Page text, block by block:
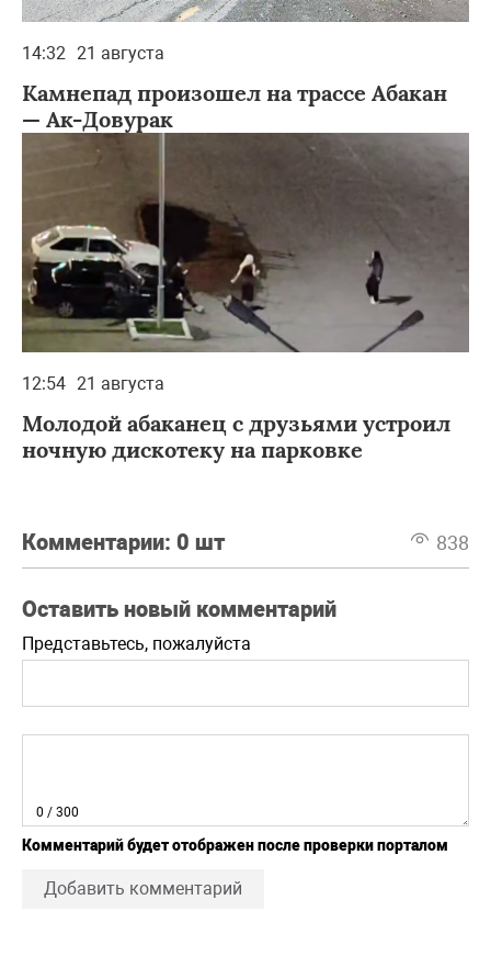
14:32 21 августа
Камнепад произошел на трассе Абакан
— Ак-Довурак
12:54 21 августа
Молодой абаканец с друзьями устроил
ночную дискотеку на парковке
Комментарии: 0 шт 838
Оставить новый комментарий
Представьтесь, пожалуйста
0 / 300
Комментарий будет отображен после проверки порталом
Добавить комментарий